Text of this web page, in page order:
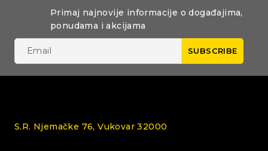
Primaj najnovije informacije o događajima,
ponudama i akcijama
S.R. Njemačke 76, Vukovar 32000